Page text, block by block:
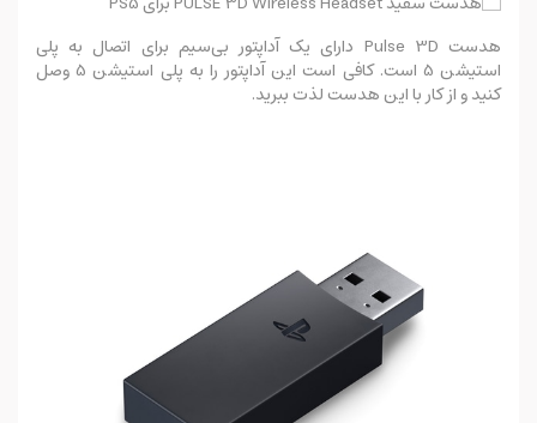
هدست Pulse 3D دارای یک آداپتور بی‌سیم برای اتصال به پلی
استیشن 5 است. کافی است این آداپتور را به پلی استیشن 5 وصل
کنید و از کار با این هدست لذت ببرید.